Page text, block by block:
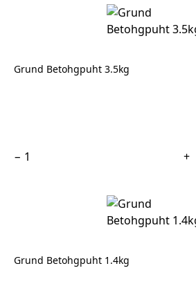
Grund Betohgpuht 3.5kg
− +
Grund Betohgpuht 1.4kg